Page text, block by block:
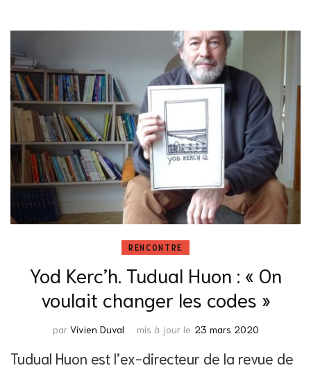
RENCONTRE
Yod Kerc’h. Tudual Huon : « On
voulait changer les codes »
par Vivien Duval mis à jour le 23 mars 2020
Tudual Huon est l’ex-directeur de la revue de